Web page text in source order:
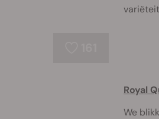
variëteit
Royal
We